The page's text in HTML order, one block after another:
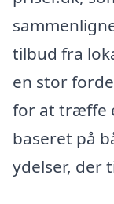
tilbud fra
en stor
for at træffe
baseret på
ydelser, der